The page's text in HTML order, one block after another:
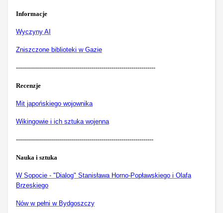
Informacje
Wyczyny AI
Zniszczone biblioteki w Gazie
----------------------------------------------------------------------
Recenzje
Mit japońskiego wojownika
Wikingowie i ich sztuka wojenna
---------------------------------------------------------------------
Nauka i sztuka
W Sopocie - "Dialog" Stanisława Horno-Popławskiego i Olafa
Brzeskiego
Nów w pełni w Bydgoszczy